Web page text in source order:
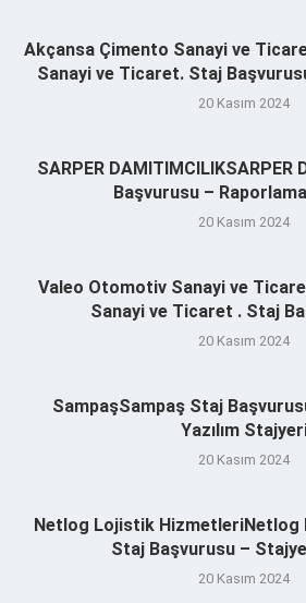
Akçansa Çimento Sanayi ve
Sanayi ve Ticaret. Staj
20 Kasım 2024
SARPER DAMITIMCILIKSARPER
Başvurusu –
20 Kasım 2024
Valeo Otomotiv Sanayi ve
Sanayi ve Ticaret . Staj
20 Kasım 2024
SampaşSampaş Staj
Yazılım
20 Kasım 2024
Netlog Lojistik
Staj Başvurusu –
20 Kasım 2024